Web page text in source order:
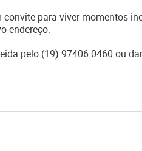
convite para viver momentos
endereço.
pelo (19) 97406 0460 ou